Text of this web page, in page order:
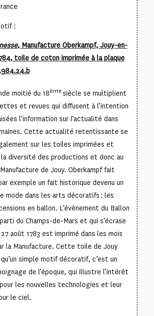
:
, Manufacture Oberkampf, Jouy-en-
toile de coton imprimée à la plaque
moitié du 18èmesiècle se multiplient
et revues qui diffusent à l’intention
l’information sur l’actualité dans
Cette actualité retentissante se
sur les toiles imprimées et
diversité des productions et donc au
de Jouy. Oberkampf fait
exemple un fait historique devenu un
mode dans les arts décoratifs : les
en ballon. L’évènement du Ballon
du Champs-de-Mars et qui s’écrase
août 1783 est imprimé dans les mois
la Manufacture. Cette toile de Jouy
simple motif décoratif, c’est un
de l’époque, qui illustre l’intérêt
les nouvelles technologies et leur
le ciel.